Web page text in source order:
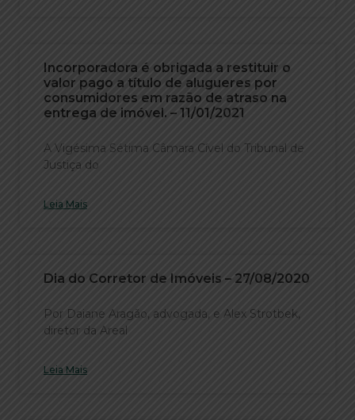
Incorporadora é obrigada a restituir o
valor pago a título de alugueres por
consumidores em razão de atraso na
entrega de imóvel. – 11/01/2021
A Vigésima Sétima Câmara Cível do Tribunal de
Justiça do
Leia Mais
Dia do Corretor de Imóveis – 27/08/2020
Por Daiane Aragão, advogada, e Alex Strotbek,
diretor da Areal
Leia Mais